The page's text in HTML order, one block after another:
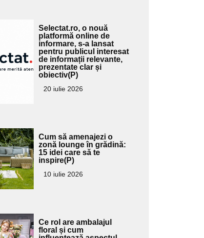
Selectat.ro, o nouă
platformă online de
informare, s-a lansat
pentru publicul interesat
de informații relevante,
prezentate clar și
obiectiv(P)
20 iulie 2026
Cum să amenajezi o
zonă lounge în grădină:
15 idei care să te
inspire(P)
10 iulie 2026
Ce rol are ambalajul
floral și cum